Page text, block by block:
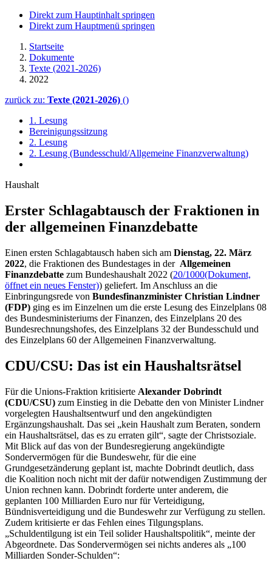
Direkt zum Hauptinhalt springen
Direkt zum Hauptmenü springen
Startseite
Dokumente
Texte (2021-2026)
2022
zurück zu: Texte (2021-2026) ()
1. Lesung
Bereinigungssitzung
2. Lesung
2. Lesung (Bundesschuld/Allgemeine Finanzverwaltung)
Haushalt
Erster Schlagab­tausch der Fraktionen in
der all­ge­mei­nen Finanzdebatte
Einen ersten Schlagabtausch haben sich am Dienstag, 22. März
2022, die Fraktionen des Bundestages in der Allgemeinen
Finanzdebatte zum Bundeshaushalt 2022 (20/1000(Dokument,
öffnet ein neues Fenster)) geliefert. Im Anschluss an die
Einbringungsrede von Bundesfinanzminister Christian Lindner
(FDP) ging es im Einzelnen um die erste Lesung des Einzelplans 08
des Bundesministeriums der Finanzen, des Einzelplans 20 des
Bundesrechnungshofes, des Einzelplans 32 der Bundesschuld und
des Einzelplans 60 der Allgemeinen Finanzverwaltung.
CDU/CSU: Das ist ein Haushaltsrätsel
Für die Unions-Fraktion kritisierte Alexander Dobrindt
(CDU/CSU) zum Einstieg in die Debatte den von Minister Lindner
vorgelegten Haushaltsentwurf und den angekündigten
Ergänzungshaushalt. Das sei „kein Haushalt zum Beraten, sondern
ein Haushaltsrätsel, das es zu erraten gilt“, sagte der Christsoziale.
Mit Blick auf das von der Bundesregierung angekündigte
Sondervermögen für die Bundeswehr, für die eine
Grundgesetzänderung geplant ist, machte Dobrindt deutlich, dass
die Koalition noch nicht mit der dafür notwendigen Zustimmung der
Union rechnen kann. Dobrindt forderte unter anderem, die
geplanten 100 Milliarden Euro nur für Verteidigung,
Bündnisverteidigung und die Bundeswehr zur Verfügung zu stellen.
Zudem kritisierte er das Fehlen eines Tilgungsplans.
„Schuldentilgung ist ein Teil solider Haushaltspolitik“, meinte der
Abgeordnete. Das Sondervermögen sei nichts anderes als „100
Milliarden Sonder-Schulden“: